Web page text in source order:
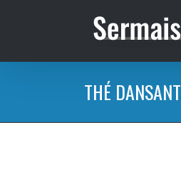
THÉ DANSANT